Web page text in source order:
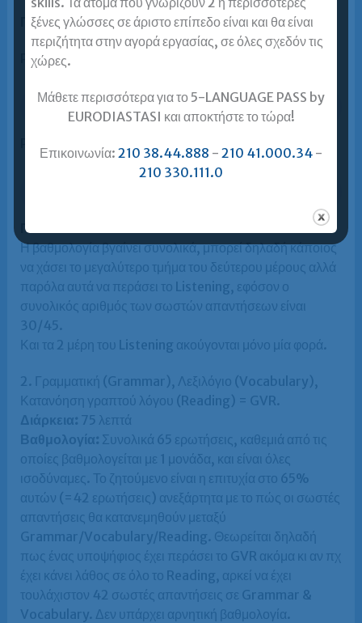
Παράδειγμα
Part1
ΠΑΡΑΤΗΡΗΣΕΙΣ:
Η βαθμολογία βγαίνει συνολικά, μπορεί δηλαδή κάποιος
να χάσει το μεγαλύτερο τμήμα του δεύτερου μέρους αλλά
παρόλα αυτά να περάσει το Listening, εφόσον ο
συνολικός αριθμός των σωστών απαντήσεων είναι
30/45.
Και τα 2 μέρη του Listening ακούγονται μόνο μία φορά.
2. Γραμματική (Grammar), Λεξιλόγιο (Vocabulary),
Κατανόηση γραπτού λόγου (Reading) = GVR.
Διάρκεια: 75 λεπτά
Βαθμολογία: Συνολικά 65 ερωτήσεις, καθεμιά από τις
οποίες βαθμολογείται με 1 μονάδα, και είναι όλες
ισοδύναμες. Το ζητούμενο είναι η επιτυχία στο 65%
αυτών (=42 ερωτήσεις) ανεξάρτητα με το πώς οι σωστές
απαντήσεις θα κατανεμηθούν μεταξύ
Grammar/Vocabulary/Reading. Θεωρείται δηλαδή
πως ένας υποψήφιος έχει περάσει το GVR ακόμα κι αν πχ
έχει κάνει λάθος σε όλο το Reading, αρκεί να έχει
τουλάχιστον 42 σωστές απαντήσεις σε Grammar &
Vocabulary. Δεν υπάρχει αρνητική βαθμολογία.
ξένες γλώσσες σε άριστο επίπεδο είναι και θα είναι
περιζήτητα στην αγορά εργασίας, σε όλες σχεδόν τις
χώρες.
Μάθετε περισσότερα για το 5-LANGUAGE PASS by
EURODIASTASI και αποκτήστε το τώρα!
Επικοινωνία: 210 38.44.888 - 210 41.000.34 -
210 330.111.0